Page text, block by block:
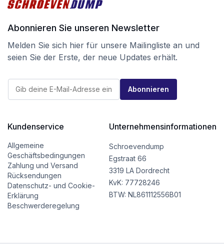
Abonnieren Sie unseren Newsletter
Melden Sie sich hier für unsere Mailingliste an und
seien Sie der Erste, der neue Updates erhält.
M
l
-
M
a
i
l
E
M
l
Abonnieren
Kundenservice
Allgemeine
Geschäftsbedingungen
Zahlung und Versand
Rücksendungen
Datenschutz- und Cookie-
Erklärung
Beschwerderegelung
Unternehmensinformationen
Schroevendump
Egstraat 66
3319 LA Dordrecht
KvK: 77728246
BTW: NL861112556B01